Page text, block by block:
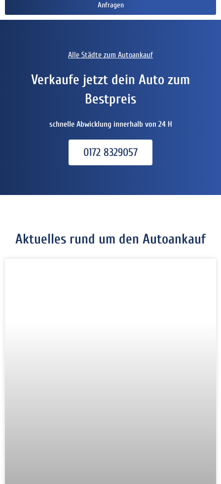
Anfragen
Alle Städte zum Autoankauf
Verkaufe jetzt dein Auto zum
Bestpreis
schnelle Abwicklung innerhalb von 24 H
0172 8329057
Aktuelles rund um den Autoankauf